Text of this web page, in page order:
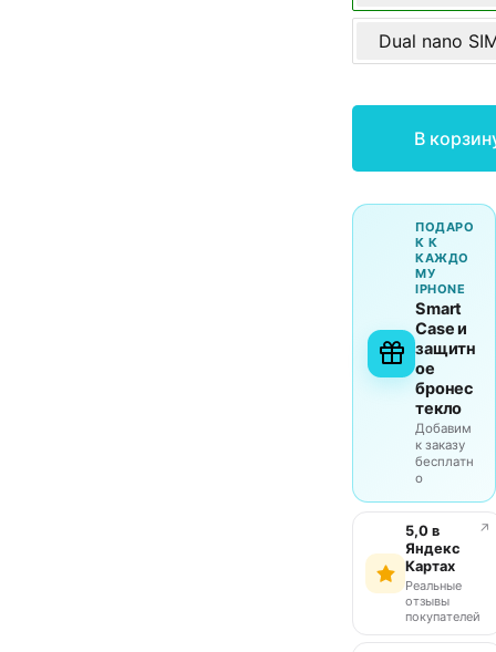
Dual nano
В
ПОДАРО
К К
КАЖДО
МУ
IPHONE
Smart
Case и
защитн
ое
бронес
текло
Добавим
к заказу
бесплатн
о
5,0 в
Яндекс
Картах
Реальные
отзывы
покупателей
↗